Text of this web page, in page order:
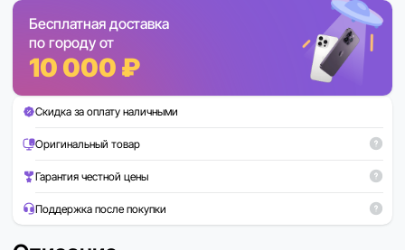
Бесплатная доставка
по городу от
10 000 ₽
Скидка за оплату наличными
Оригинальный товар
Гарантия честной цены
Поддержка после покупки